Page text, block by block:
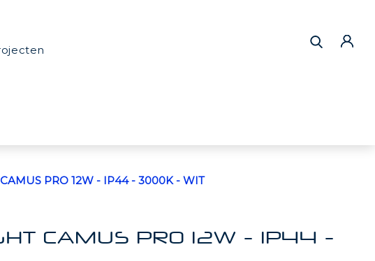
PRO 12W - IP44 - 3000K - WIT
CAMUS PRO 12W - IP44 -